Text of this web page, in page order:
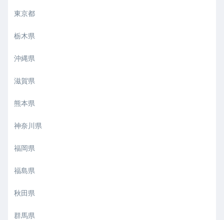
東京都
栃木県
沖縄県
滋賀県
熊本県
神奈川県
福岡県
福島県
秋田県
群馬県